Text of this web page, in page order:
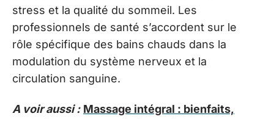
stress et la qualité du sommeil. Les
professionnels de santé s’accordent sur le
rôle spécifique des bains chauds dans la
modulation du système nerveux et la
circulation sanguine.
A voir aussi : Massage intégral : bienfaits,